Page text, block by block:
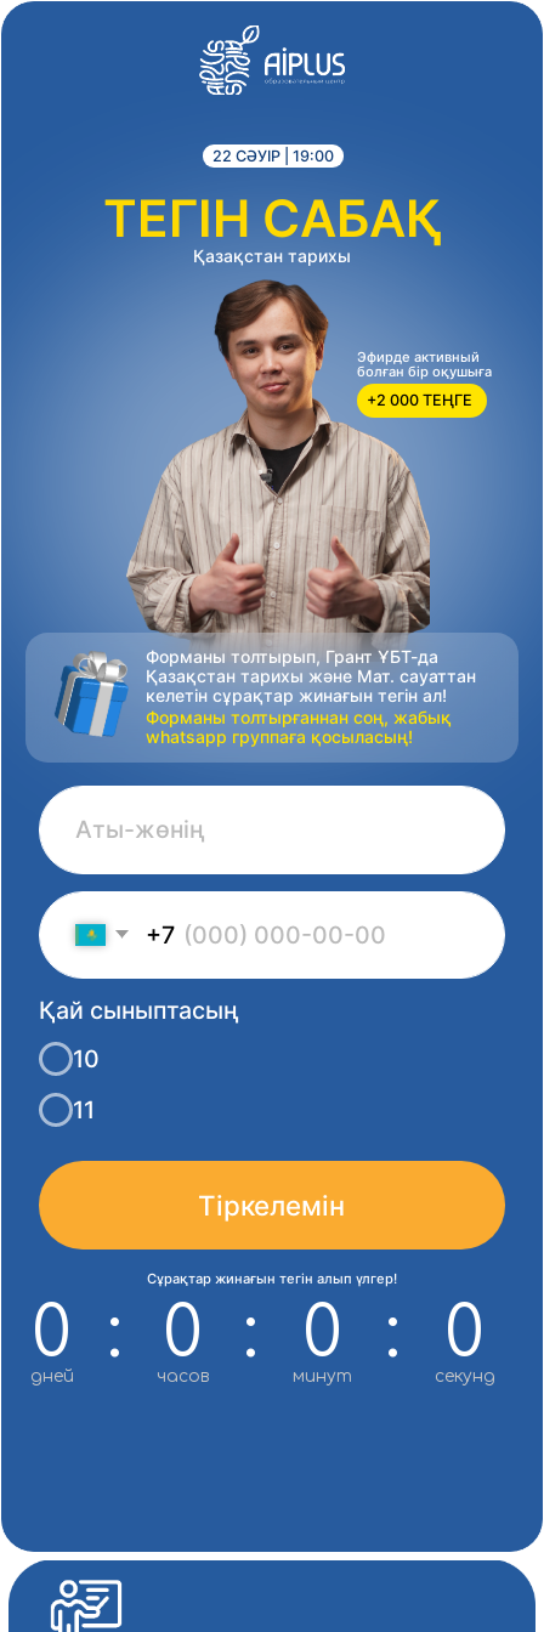
+7
Қай сыныптасың
11
Форманы толтырып, Грант ҰБТ-да
Қазақстан тарихы және Мат. сауаттан
келетін сұрақтар жинағын тегін ал!
Форманы толтырғаннан соң, жабық
whatsapp группаға қосыласың!
0 : 0
часов
0
минут
: 0
секунд
+2 000 ТЕҢГЕ
Эфирде активный
болған бір оқушыға
ТЕГІН САБАҚ